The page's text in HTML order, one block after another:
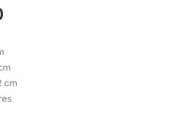
cm